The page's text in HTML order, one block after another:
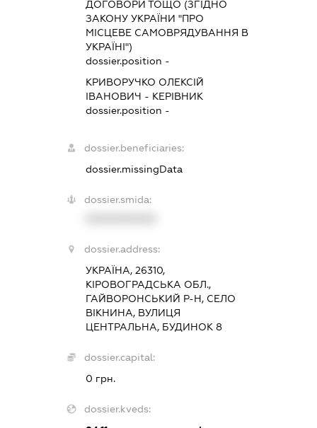
ДОГОВОРИ ТОЩО (ЗГІДНО
ЗАКОНУ УКРАЇНИ "ПРО
МІСЦЕВЕ САМОВРЯДУВАННЯ В
УКРАЇНІ")
dossier.position -
КРИВОРУЧКО ОЛЕКСІЙ
ІВАНОВИЧ - КЕРІВНИК
dossier.position -
dossier.beneficiaries:
dossier.missingData
dossier.smida:
dossier.address:
УКРАЇНА, 26310,
КІРОВОГРАДСЬКА ОБЛ.,
ГАЙВОРОНСЬКИЙ Р-Н, СЕЛО
ВІКНИНА, ВУЛИЦЯ
ЦЕНТРАЛЬНА, БУДИНОК 8
dossier.capital:
0 грн.
dossier.kveds: